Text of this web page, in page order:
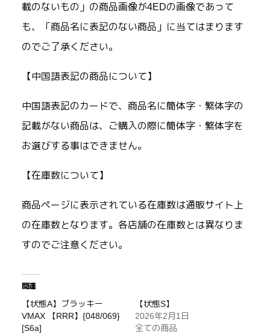
載のないもの」の商品画像が4EDの画像であって
も、「商品名に表記のない商品」に当てはまります
のでご了承ください。
【中国語表記の商品について】
中国語表記のカードで、商品名に簡体字・繁体字の
記載がない商品は、ご購入の際に簡体字・繁体字を
お選びする事はできません。
【在庫数について】
商品ページに表示されている在庫数は通販サイト上
の在庫数となります。各店舗の在庫数とは異なりま
すのでご注意ください。
関連
【状態A】ブラッキー
VMAX 【RRR】{048/069}
[S6a]
【状態S】
2026年2月1日
全ての商品